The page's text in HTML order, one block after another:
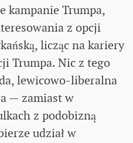
kampanie Trumpa,
z opcji
licząc na kariery
Trumpa. Nic z tego
lewicowo-liberalna
— zamiast w
z podobizną
udział w